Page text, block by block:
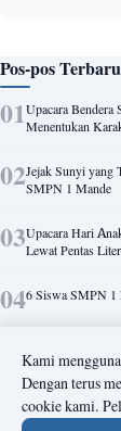
Pos-pos Terbaru
Upacara Bendera
Menentukan
Jejak Sunyi yang
SMPN 1 Mande
Upacara Hari
Lewat Pentas
6 Siswa SMPN 1
Kekompakan
Demo
Kami
Dengan terus
cookie kami.